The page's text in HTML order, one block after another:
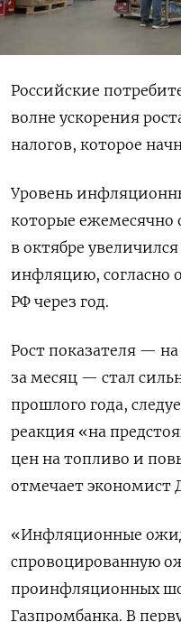
Российские
волне ускорения
налогов, которое
Уровень
которые ежемесячно
в октябре
инфляцию, согласно
РФ через год.
Рост показателя —
за месяц — стал
прошлого года,
реакция «на
цен на топливо и
отмечает
«Инфляционные
спровоцированную
проинфляционных
Газпромбанка. В